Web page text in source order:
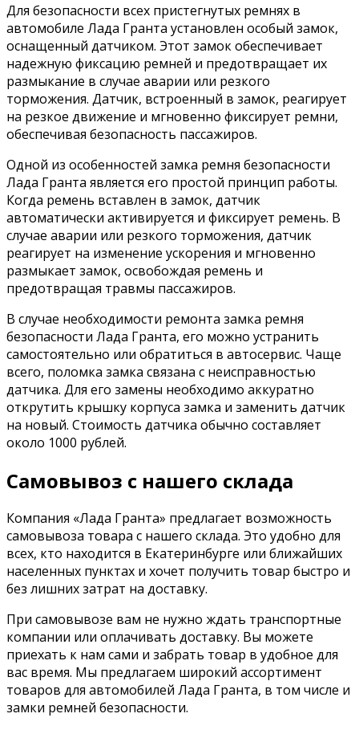
Для безопасности всех пристегнутых ремнях в
автомобиле Лада Гранта установлен особый замок,
оснащенный датчиком. Этот замок обеспечивает
надежную фиксацию ремней и предотвращает их
размыкание в случае аварии или резкого
торможения. Датчик, встроенный в замок, реагирует
на резкое движение и мгновенно фиксирует ремни,
обеспечивая безопасность пассажиров.
Одной из особенностей замка ремня безопасности
Лада Гранта является его простой принцип работы.
Когда ремень вставлен в замок, датчик
автоматически активируется и фиксирует ремень. В
случае аварии или резкого торможения, датчик
реагирует на изменение ускорения и мгновенно
размыкает замок, освобождая ремень и
предотвращая травмы пассажиров.
В случае необходимости ремонта замка ремня
безопасности Лада Гранта, его можно устранить
самостоятельно или обратиться в автосервис. Чаще
всего, поломка замка связана с неисправностью
датчика. Для его замены необходимо аккуратно
открутить крышку корпуса замка и заменить датчик
на новый. Стоимость датчика обычно составляет
около 1000 рублей.
Самовывоз с нашего склада
Компания «Лада Гранта» предлагает возможность
самовывоза товара с нашего склада. Это удобно для
всех, кто находится в Екатеринбурге или ближайших
населенных пунктах и хочет получить товар быстро и
без лишних затрат на доставку.
При самовывозе вам не нужно ждать транспортные
компании или оплачивать доставку. Вы можете
приехать к нам сами и забрать товар в удобное для
вас время. Мы предлагаем широкий ассортимент
товаров для автомобилей Лада Гранта, в том числе и
замки ремней безопасности.